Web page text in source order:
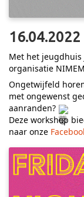
Met het jeugdhuis
organisatie
Ongetwijfeld
met ongewenst
aanranden?
Deze workshop
naar onze